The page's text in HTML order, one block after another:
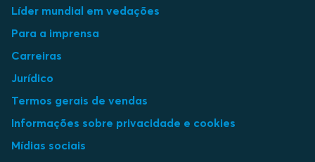
Líder mundial em vedações
Para a imprensa
Carreiras
Jurídico
Termos gerais de vendas
Informações sobre privacidade e cookies
Mídias sociais